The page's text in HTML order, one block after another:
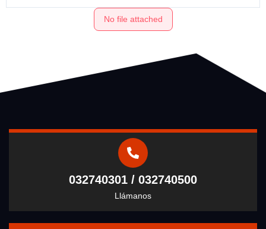
No file attached
032740301 / 032740500
Llámanos